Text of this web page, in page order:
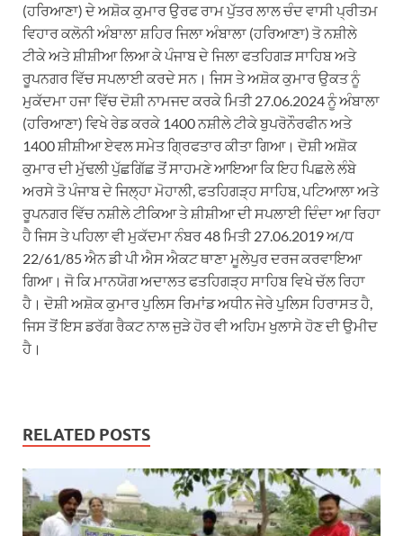
(ਹਰਿਆਣਾ) ਦੇ ਅਸ਼ੋਕ ਕੁਮਾਰ ਉਰਫ ਰਾਮ ਪੁੱਤਰ ਲਾਲ ਚੰਦ ਵਾਸੀ ਪ੍ਰੀਤਮ
ਵਿਹਾਰ ਕਲੋਨੀ ਅੰਬਾਲਾ ਸ਼ਹਿਰ ਜਿਲਾ ਅੰਬਾਲਾ (ਹਰਿਆਣਾ) ਤੋ ਨਸ਼ੀਲੇ
ਟੀਕੇ ਅਤੇ ਸ਼ੀਸ਼ੀਆ ਲਿਆ ਕੇ ਪੰਜਾਬ ਦੇ ਜਿਲਾ ਫਤਹਿਗੜ ਸਾਹਿਬ ਅਤੇ
ਰੂਪਨਗਰ ਵਿੱਚ ਸਪਲਾਈ ਕਰਦੇ ਸਨ। ਜਿਸ ਤੇ ਅਸ਼ੋਕ ਕੁਮਾਰ ਉਕਤ ਨੂੰ
ਮੁਕੱਦਮਾ ਹਜਾ ਵਿੱਚ ਦੋਸ਼ੀ ਨਾਮਜਦ ਕਰਕੇ ਮਿਤੀ 27.06.2024 ਨੂੰ ਅੰਬਾਲਾ
(ਹਰਿਆਣਾ) ਵਿਖੇ ਰੇਡ ਕਰਕੇ 1400 ਨਸ਼ੀਲੇ ਟੀਕੇ ਬੁਪਰੋਨੌਰਫੀਨ ਅਤੇ
1400 ਸ਼ੀਸ਼ੀਆ ਏਵਲ ਸਮੇਤ ਗ੍ਰਿਫਤਾਰ ਕੀਤਾ ਗਿਆ। ਦੋਸ਼ੀ ਅਸ਼ੋਕ
ਕੁਮਾਰ ਦੀ ਮੁੱਢਲੀ ਪੁੱਛਗਿੱਛ ਤੋਂ ਸਾਹਮਣੇ ਆਇਆ ਕਿ ਇਹ ਪਿਛਲੇ ਲੰਬੇ
ਅਰਸੇ ਤੋ ਪੰਜਾਬ ਦੇ ਜਿਲ੍ਹਾ ਮੋਹਾਲੀ, ਫਤਹਿਗੜ੍ਹ ਸਾਹਿਬ, ਪਟਿਆਲਾ ਅਤੇ
ਰੂਪਨਗਰ ਵਿੱਚ ਨਸ਼ੀਲੇ ਟੀਕਿਆ ਤੇ ਸ਼ੀਸ਼ੀਆ ਦੀ ਸਪਲਾਈ ਦਿੰਦਾ ਆ ਰਿਹਾ
ਹੈ ਜਿਸ ਤੇ ਪਹਿਲਾ ਵੀ ਮੁਕੱਦਮਾ ਨੰਬਰ 48 ਮਿਤੀ 27.06.2019 ਅ/ਧ
22/61/85 ਐਨ ਡੀ ਪੀ ਐਸ ਐਕਟ ਥਾਣਾ ਮੂਲੇਪੁਰ ਦਰਜ ਕਰਵਾਇਆ
ਗਿਆ। ਜੋ ਕਿ ਮਾਨਯੋਗ ਅਦਾਲਤ ਫਤਹਿਗੜ੍ਹ ਸਾਹਿਬ ਵਿਖੇ ਚੱਲ ਰਿਹਾ
ਹੈ। ਦੋਸ਼ੀ ਅਸ਼ੋਕ ਕੁਮਾਰ ਪੁਲਿਸ ਰਿਮਾਂਡ ਅਧੀਨ ਜੇਰੇ ਪੁਲਿਸ ਹਿਰਾਸਤ ਹੈ,
ਜਿਸ ਤੋਂ ਇਸ ਡਰੱਗ ਰੈਕਟ ਨਾਲ ਜੁੜੇ ਹੋਰ ਵੀ ਅਹਿਮ ਖੁਲਾਸੇ ਹੋਣ ਦੀ ਉਮੀਦ
ਹੈ।
RELATED POSTS